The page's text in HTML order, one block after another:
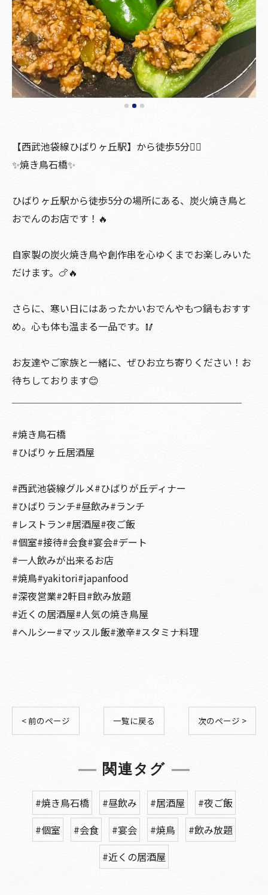
【西武池袋線ひばりヶ丘駅】から徒歩5分🚶‍♀️
✨焼き鳥石橋✨
ひばりヶ丘駅から徒歩5分の場所にある、炭火焼き鳥と
おでんのお店です！🔥
自家製の炭火焼き鳥や創作串を心ゆくまでお楽しみいた
だけます。🍗🔥
さらに、寒い日にはあったかいおでんやもつ鍋もおすす
め。心も体も温まる一品です。🥢
お友達やご家族と一緒に、ぜひお立ち寄りください！お
待ちしております😊
#焼き鳥石橋
#ひばりヶ丘居酒屋
#西武池袋線グルメ#ひばりが丘ディナー
#ひばりランチ#昼飲み#ランチ
#レストラン#居酒屋#夜ご飯
#個室#接待#会食#宴会#デート
#一人飲みが出来るお店
#焼鳥#yakitori#japanfood
#深夜営業#2軒目#飲み放題
#近くの居酒屋#人気の焼き鳥屋
#ヘルシー#マッスル飯#激辛#スタミナ料理
< 前のページ 一覧に戻る 次のページ >
関連タグ
#焼き鳥石橋 #昼飲み #居酒屋
#夜ご飯
#個室
#会食 #宴会 #焼鳥
#飲み放題
#近くの居酒屋